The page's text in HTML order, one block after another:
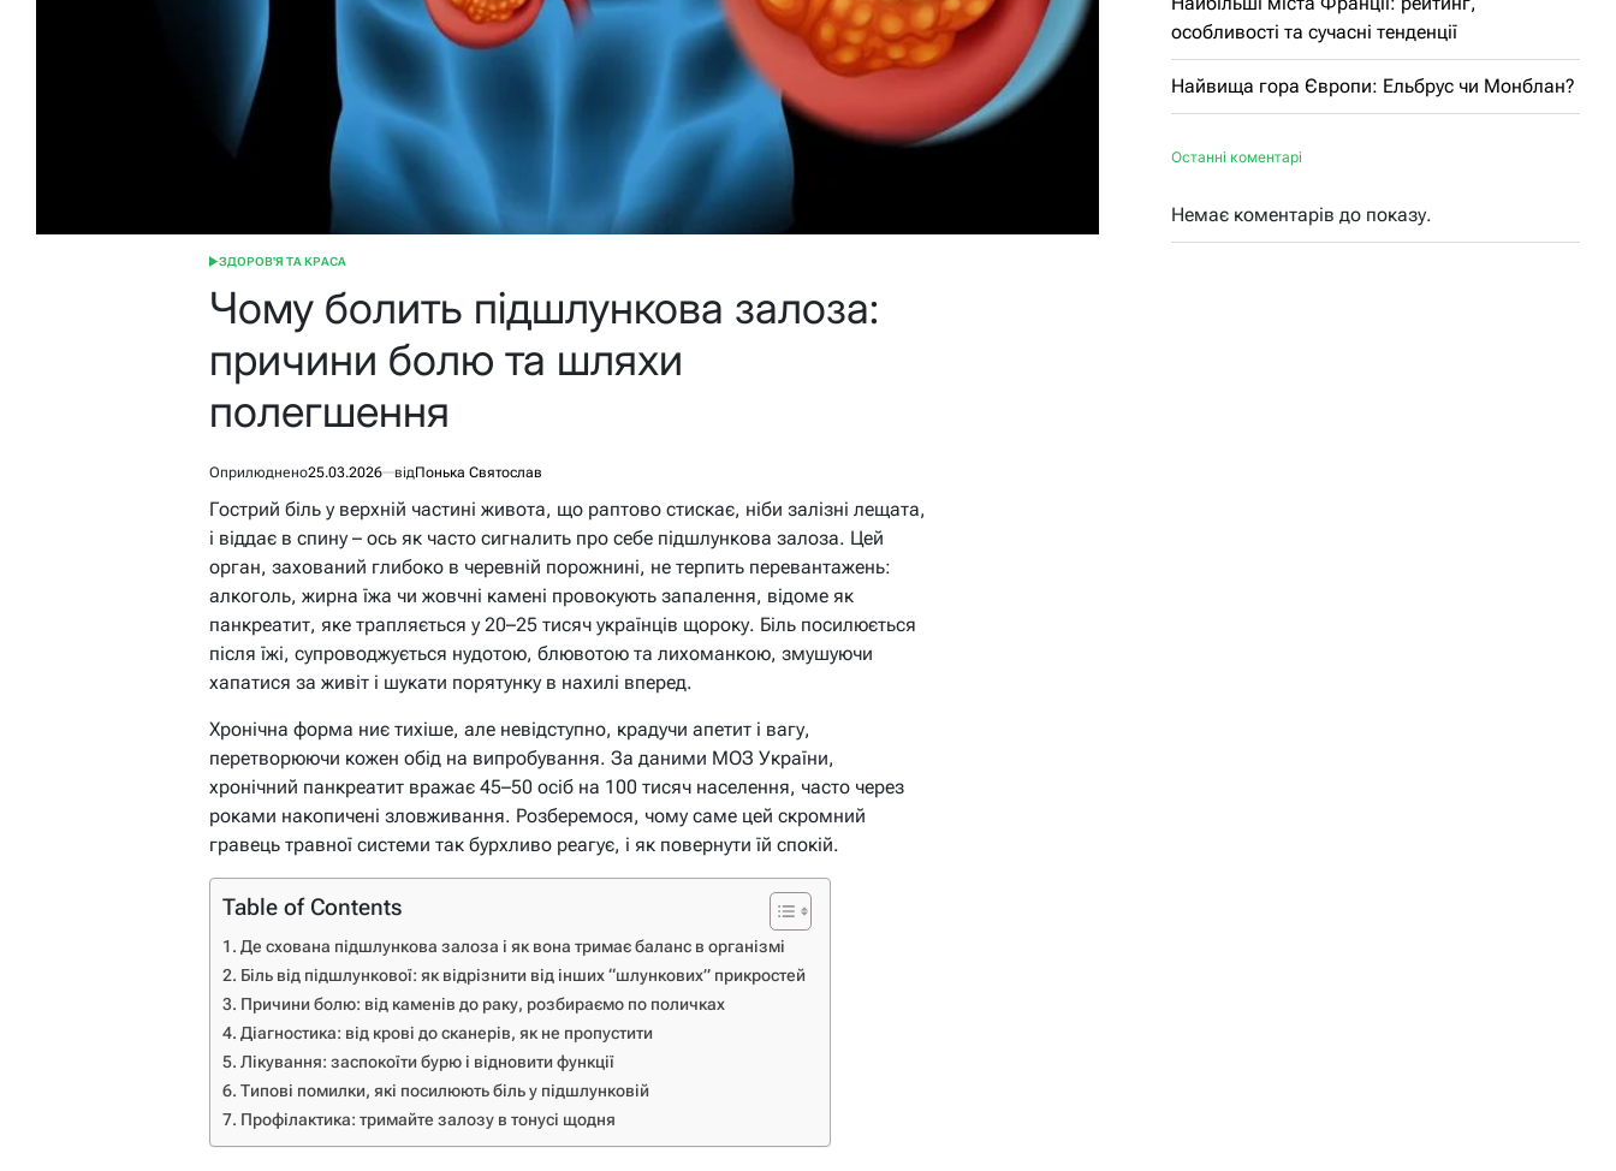
ОПУБЛІКУВАТИ
ЗДОРОВ'Я ТА КРАСА
Чому болить підшлункова залоза:
причини болю та шляхи
полегшення
Оприлюднено25.03.2026 відПонька Святослав
Гострий біль у верхній частині живота, що раптово стискає, ніби залізні лещата,
і віддає в спину – ось як часто сигналить про себе підшлункова залоза. Цей
орган, захований глибоко в черевній порожнині, не терпить перевантажень:
алкоголь, жирна їжа чи жовчні камені провокують запалення, відоме як
панкреатит, яке трапляється у 20–25 тисяч українців щороку. Біль посилюється
після їжі, супроводжується нудотою, блювотою та лихоманкою, змушуючи
хапатися за живіт і шукати порятунку в нахилі вперед.
Хронічна форма ниє тихіше, але невідступно, крадучи апетит і вагу,
перетворюючи кожен обід на випробування. За даними МОЗ України,
хронічний панкреатит вражає 45–50 осіб на 100 тисяч населення, часто через
роками накопичені зловживання. Розберемося, чому саме цей скромний
гравець травної системи так бурхливо реагує, і як повернути їй спокій.
Table of Contents
Де схована підшлункова залоза і як вона тримає баланс в організмі
Біль від підшлункової: як відрізнити від інших “шлункових” прикростей
Причини болю: від каменів до раку, розбираємо по поличках
Діагностика: від крові до сканерів, як не пропустити
Лікування: заспокоїти бурю і відновити функції
Типові помилки, які посилюють біль у підшлунковій
Профілактика: тримайте залозу в тонусі щодня
особливості та сучасні тенденції
Найвища гора Європи: Ельбрус чи Монблан?
Останні коментарі
Немає коментарів до показу.